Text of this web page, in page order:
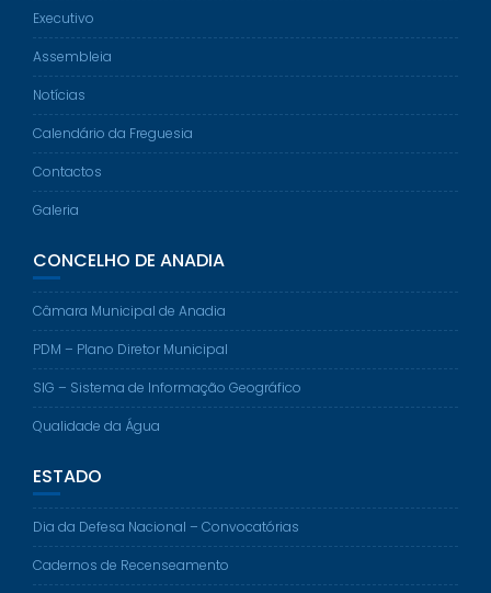
Executivo
Assembleia
Notícias
Calendário da Freguesia
Contactos
Galeria
CONCELHO DE ANADIA
Câmara Municipal de Anadia
PDM – Plano Diretor Municipal
SIG – Sistema de Informação Geográfico
Qualidade da Água
ESTADO
Dia da Defesa Nacional – Convocatórias
Cadernos de Recenseamento